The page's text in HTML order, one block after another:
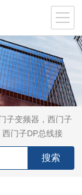
子变频器，西门子
门子DP总线接
备件